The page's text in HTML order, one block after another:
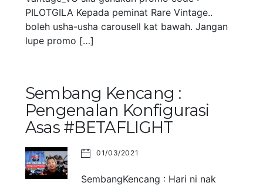
PILOTGILA Kepada peminat Rare Vintage..
boleh usha-usha carousell kat bawah. Jangan
lupe promo […]
Sembang Kencang :
Pengenalan Konfigurasi
Asas #BETAFLIGHT
01/03/2021
SembangKencang : Hari ni nak